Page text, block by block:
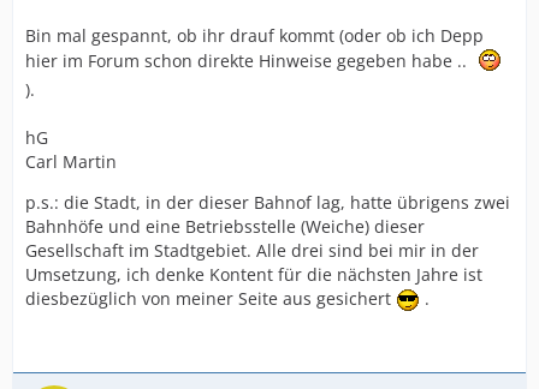
Bin mal gespannt, ob ihr drauf kommt (oder ob ich Depp
hier im Forum schon direkte Hinweise gegeben habe ..
).
hG
Carl Martin
p.s.: die Stadt, in der dieser Bahnof lag, hatte übrigens zwei
Bahnhöfe und eine Betriebsstelle (Weiche) dieser
Gesellschaft im Stadtgebiet. Alle drei sind bei mir in der
Umsetzung, ich denke Kontent für die nächsten Jahre ist
diesbezüglich von meiner Seite aus gesichert
.